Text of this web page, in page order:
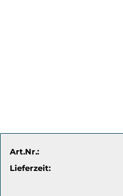
Art.Nr.:
Lieferzeit: